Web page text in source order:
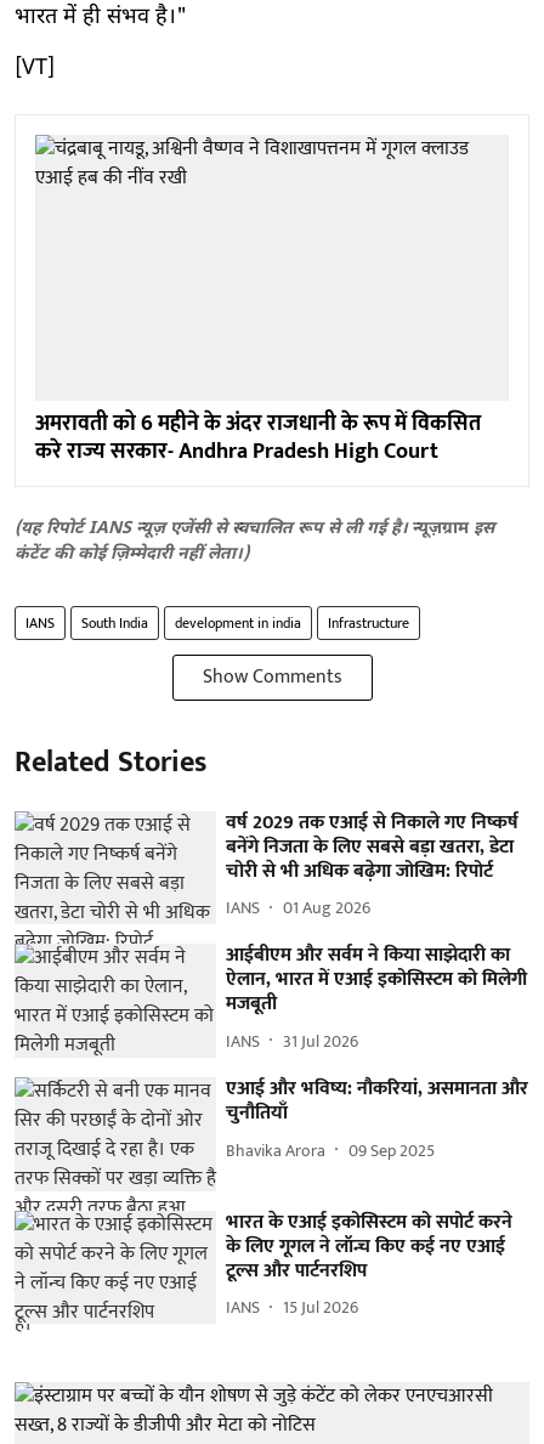
भारत में ही संभव है।"
[VT]
अमरावती को 6 महीने के अंदर राजधानी के रूप में विकसित
करे राज्य सरकार- Andhra Pradesh High Court
(यह रिपोर्ट IANS न्यूज़ एजेंसी से स्वचालित रूप से ली गई है।न्यूज़ग्राम इस
कंटेंट की कोई ज़िम्मेदारी नहीं लेता।)
IANS South India development in india Infrastructure
Show Comments
Related Stories
वर्ष 2029 तक एआई से निकाले गए निष्कर्ष
बनेंगे निजता के लिए सबसे बड़ा खतरा, डेटा
चोरी से भी अधिक बढ़ेगा जोखिम: रिपोर्ट
IANS 01 Aug 2026
आईबीएम और सर्वम ने किया साझेदारी का
ऐलान, भारत में एआई इकोसिस्टम को मिलेगी
मजबूती
IANS 31 Jul 2026
एआई और भविष्य: नौकरियां, असमानता और
चुनौतियाँ
Bhavika Arora 09 Sep 2025
भारत के एआई इकोसिस्टम को सपोर्ट करने
के लिए गूगल ने लॉन्च किए कई नए एआई
टूल्स और पार्टनरशिप
IANS 15 Jul 2026